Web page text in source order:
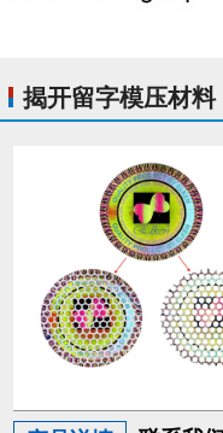
揭开留字模压材料